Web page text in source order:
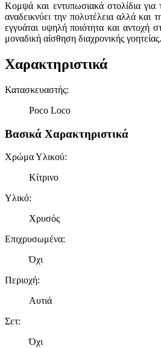
Κομψά και εντυπωσιακά στολίδια
αναδεικνύει την πολυτέλεια αλλά
εγγυάται υψηλή ποιότητα και αντοχή
μοναδική αίσθηση διαχρονικής γοητείας.
Χαρακτηριστικά
Κατασκευαστής:
Poco Loco
Βασικά Χαρακτηριστικά
Χρώμα Υλικού:
Κίτρινο
Υλικό:
Χρυσός
Επιχρυσωμένα:
Όχι
Περιοχή:
Αυτιά
Σετ:
Όχι